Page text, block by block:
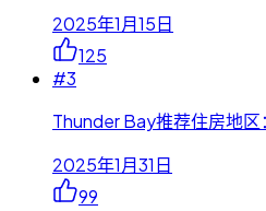
2025年1月15日
125
#3
Thunder Bay推荐住房地区
2025年1月31日
99